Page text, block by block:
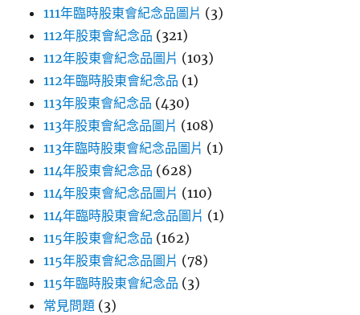
111年臨時股東會紀念品圖片 (3)
112年股東會紀念品 (321)
112年股東會紀念品圖片 (103)
112年臨時股東會紀念品 (1)
113年股東會紀念品 (430)
113年股東會紀念品圖片 (108)
113年臨時股東會紀念品圖片 (1)
114年股東會紀念品 (628)
114年股東會紀念品圖片 (110)
114年臨時股東會紀念品圖片 (1)
115年股東會紀念品 (162)
115年股東會紀念品圖片 (78)
115年臨時股東會紀念品 (3)
常見問題 (3)